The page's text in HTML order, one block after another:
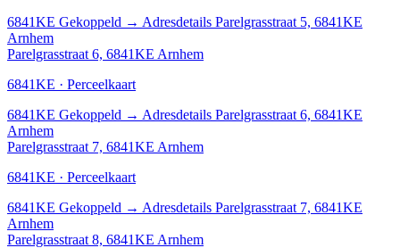
6841KE Gekoppeld → Adresdetails Parelgrasstraat 5, 6841KE
Arnhem
Parelgrasstraat 6, 6841KE Arnhem
6841KE · Perceelkaart
6841KE Gekoppeld → Adresdetails Parelgrasstraat 6, 6841KE
Arnhem
Parelgrasstraat 7, 6841KE Arnhem
6841KE · Perceelkaart
6841KE Gekoppeld → Adresdetails Parelgrasstraat 7, 6841KE
Arnhem
Parelgrasstraat 8, 6841KE Arnhem